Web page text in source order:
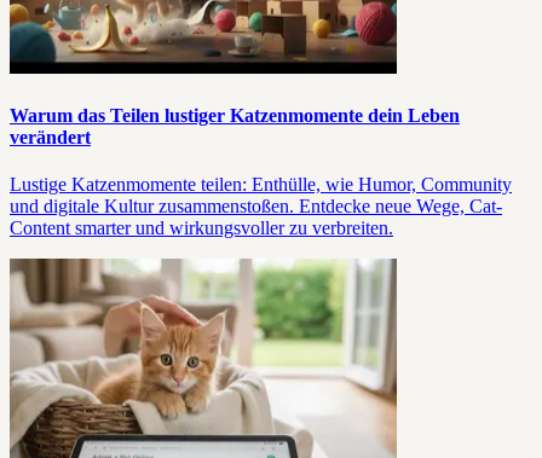
Warum das Teilen lustiger Katzenmomente dein Leben
verändert
Lustige Katzenmomente teilen: Enthülle, wie Humor, Community
und digitale Kultur zusammenstoßen. Entdecke neue Wege, Cat-
Content smarter und wirkungsvoller zu verbreiten.